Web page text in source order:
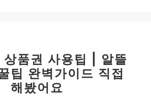
상품권 사용팁 | 알뜰
팁 완벽가이드 직접
해봤어요